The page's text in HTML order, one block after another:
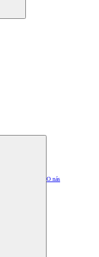
O nás